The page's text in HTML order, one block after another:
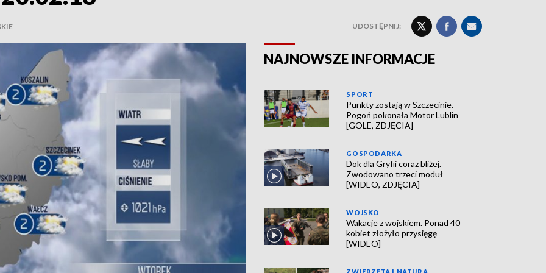
UDOSTĘPNIJ:
NAJNOWSZE INFORMACJE
SPORT
Punkty zostają w Szczecinie.
Pogoń pokonała Motor Lublin
[GOLE, ZDJĘCIA]
GOSPODARKA
Dok dla Gryfii coraz bliżej.
Zwodowano trzeci moduł
[WIDEO, ZDJĘCIA]
WOJSKO
Wakacje z wojskiem. Ponad 40
kobiet złożyło przysięgę
[WIDEO]